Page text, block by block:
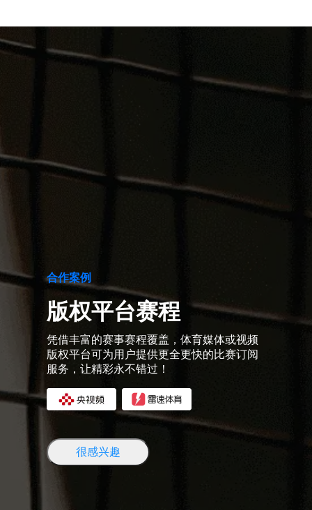
合作案例
版权平台赛程
凭借丰富的赛事赛程覆盖，体育媒体或视频
版权平台可为用户提供更全更快的比赛订阅
服务，让精彩永不错过！
很感兴趣